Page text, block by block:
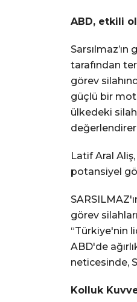
ABD, etkili
tarafından
görev
güçlü bir
ülkedeki silah
Latif Aral
potansiyel
görev
“Türkiye'nin
ABD'de
neticesinde,
Kolluk